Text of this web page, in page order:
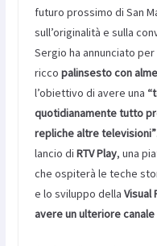
futuro prossimo di San
sull’originalità e sulla
Sergio ha annunciato
ricco palinsesto con
l’obiettivo di avere una
quotidianamente tutto
repliche altre televisioni”
lancio di RTV Play, una
che ospiterà le teche
e lo sviluppo della Visual
avere un ulteriore